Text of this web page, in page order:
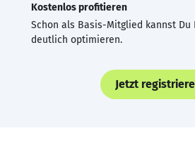
Kostenlos profitieren
Schon als Basis-Mitglied kannst Du
deutlich optimieren.
Jetzt